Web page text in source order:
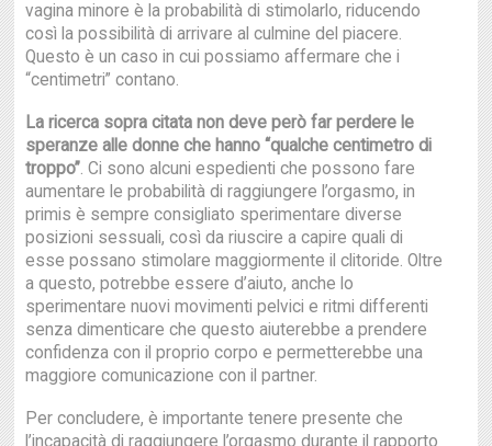
vagina minore è la probabilità di stimolarlo, riducendo
così la possibilità di arrivare al culmine del piacere.
Questo è un caso in cui possiamo affermare che i
“centimetri” contano.
La ricerca sopra citata non deve però far perdere le
speranze alle donne che hanno “qualche centimetro di
troppo”. Ci sono alcuni espedienti che possono fare
aumentare le probabilità di raggiungere l’orgasmo, in
primis è sempre consigliato sperimentare diverse
posizioni sessuali, così da riuscire a capire quali di
esse possano stimolare maggiormente il clitoride. Oltre
a questo, potrebbe essere d’aiuto, anche lo
sperimentare nuovi movimenti pelvici e ritmi differenti
senza dimenticare che questo aiuterebbe a prendere
confidenza con il proprio corpo e permetterebbe una
maggiore comunicazione con il partner.
Per concludere, è importante tenere presente che
l’incapacità di raggiungere l’orgasmo durante il rapporto